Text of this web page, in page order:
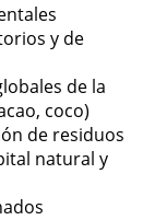
y de
de la
coco)
de residuos
natural y